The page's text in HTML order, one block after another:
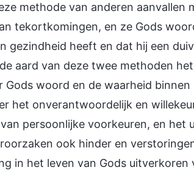
methode van anderen aanvallen
tekortkomingen, en ze Gods
heeft en dat hij een
aard van deze twee methoden
woord en de waarheid binnen
het onverantwoordelijk en
persoonlijke voorkeuren, en het
ook hinder en
in het leven van Gods uitverkoren